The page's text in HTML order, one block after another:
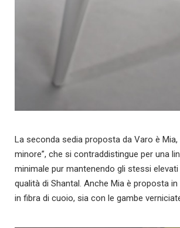
La seconda sedia proposta da Varo è Mia,
minore”, che si contraddistingue per una
minimale pur mantenendo gli stessi
qualità di Shantal. Anche Mia è proposta
in fibra di cuoio, sia con le gambe